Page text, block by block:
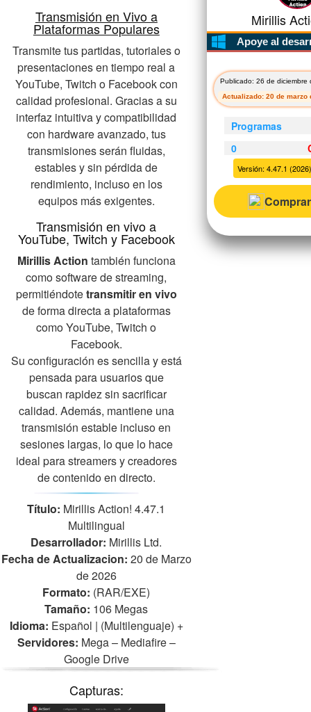
Transmisión en Vivo a
Plataformas Populares
Transmite tus partidas, tutoriales o
presentaciones en tiempo real a
YouTube, Twitch o Facebook con
calidad profesional. Gracias a su
interfaz intuitiva y compatibilidad
con hardware avanzado, tus
transmisiones serán fluidas,
estables y sin pérdida de
rendimiento, incluso en los
equipos más exigentes.
Transmisión en vivo a
YouTube, Twitch y Facebook
Mirillis Action también funciona
como software de streaming,
permitiéndotetransmitir en vivo
de forma directa a plataformas
como YouTube, Twitch o
Facebook.
Su configuración es sencilla y está
pensada para usuarios que
buscan rapidez sin sacrificar
calidad. Además, mantiene una
transmisión estable incluso en
sesiones largas, lo que lo hace
ideal para streamers y creadores
de contenido en directo.
Título: Mirillis Action! 4.47.1
Multilingual
Desarrollador: Mirillis Ltd.
Fecha de Actualizacion: 20 de Marzo
de 2026
Formato: (RAR/EXE)
Tamaño: 106 Megas
Idioma: Español | (Multilenguaje) +
Servidores: Mega – Mediafire –
Google Drive
Capturas:
Mirillis
Apoye al
Publicado: 26 de diciembre
Actualizado: 20 de marzo
Programas
0
Versión: 4.47.1